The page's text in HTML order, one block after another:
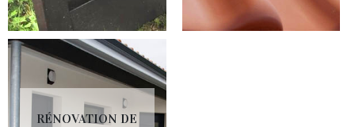
RÉNOVATION DE